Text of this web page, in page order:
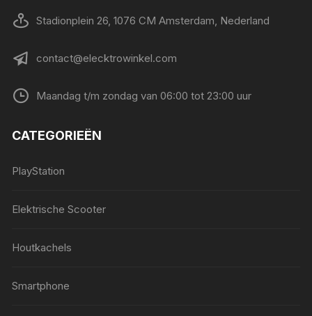
Stadionplein 26, 1076 CM Amsterdam, Nederland
contact@elecktrowinkel.com
Maandag t/m zondag van 06:00 tot 23:00 uur
CATEGORIEËN
PlayStation
Elektrische Scooter
Houtkachels
Smartphone